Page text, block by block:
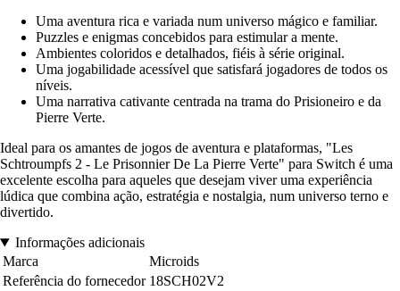
Uma aventura rica e variada num universo mágico e familiar.
Puzzles e enigmas concebidos para estimular a mente.
Ambientes coloridos e detalhados, fiéis à série original.
Uma jogabilidade acessível que satisfará jogadores de todos os
níveis.
Uma narrativa cativante centrada na trama do Prisioneiro e da
Pierre Verte.
Ideal para os amantes de jogos de aventura e plataformas, "Les
Schtroumpfs 2 - Le Prisonnier De La Pierre Verte" para Switch é uma
excelente escolha para aqueles que desejam viver uma experiência
lúdica que combina ação, estratégia e nostalgia, num universo terno e
divertido.
Informações adicionais
Marca
Microids
Referência do fornecedor 18SCH02V2